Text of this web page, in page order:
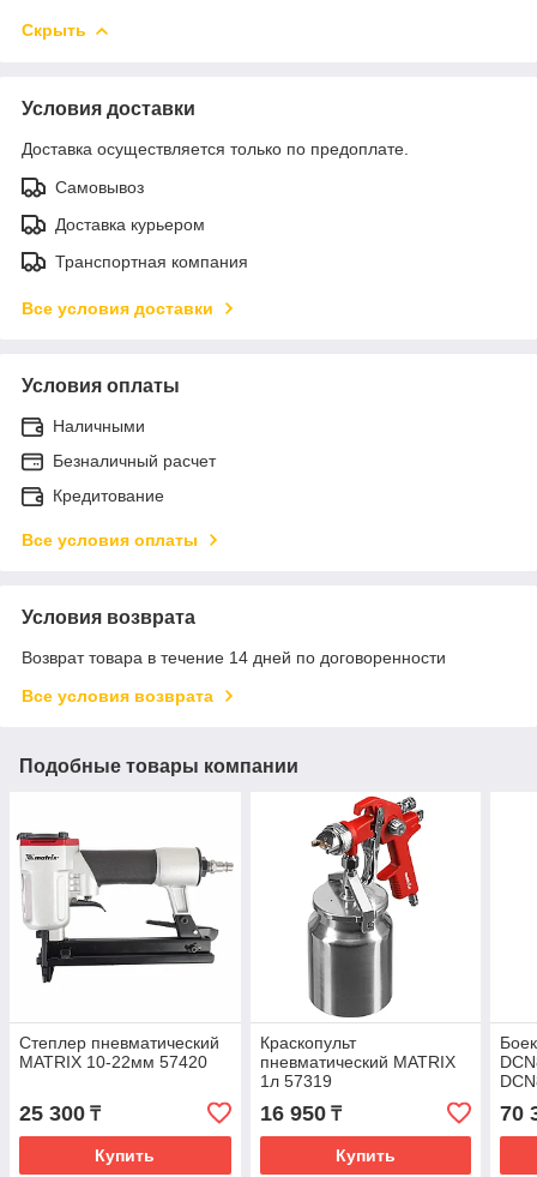
Скрыть
Условия доставки
Доставка осуществляется только по предоплате.
Самовывоз
Доставка курьером
Транспортная компания
Все условия доставки
Условия оплаты
Наличными
Безналичный расчет
Кредитование
Все условия оплаты
Условия возврата
Возврат товара в течение 14 дней по договоренности
Все условия возврата
Подобные товары компании
Степлер пневматический
MATRIX 10-22мм 57420
25 300 ₸
Купить
Краскопульт
пневматический MATRIX
1л 57319
16 950₸
Купить
70